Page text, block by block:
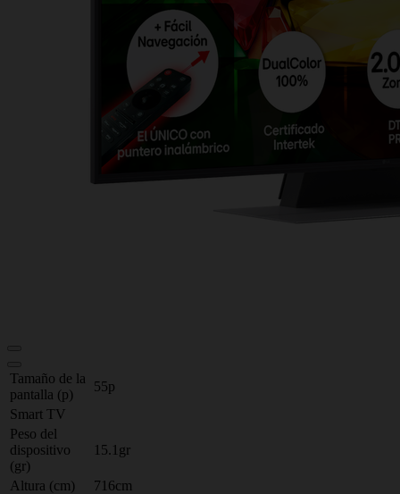
Tamaño de la
pantalla (p)
55p
Smart TV
Peso del
dispositivo
(gr)
15.1gr
Altura (cm)
716cm